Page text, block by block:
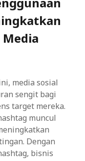
Media
media sosial
sengit bagi
target mereka.
muncul
Dengan
bisnis